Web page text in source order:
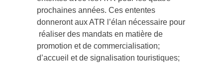
prochaines années. Ces ententes
donneront aux ATR l’élan nécessaire pour
réaliser des mandats en matière de
promotion et de commercialisation;
d’accueil et de signalisation touristiques;